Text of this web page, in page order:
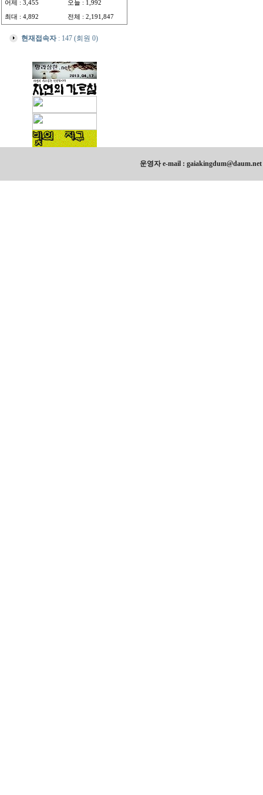
어제 : 3,455 오늘 : 1,992
최대 : 4,892 전체 : 2,191,847
현재접속자: 147 (회원 0)
운영자 e-mail :